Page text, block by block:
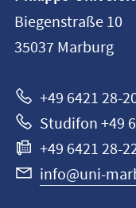
Philipps-
Universität
Marburg
Biegenstraße 10
35037 Marburg
+49 6421 28-
Studifon +49
+49 6421 28-
info@uni-